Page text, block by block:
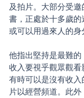
及拍片。大部分受
書，正處於十多歲
或可以用過來人的身
他指出堅持是最難的
收入要視乎觀眾觀
有時可以是沒有收入
片以經營頻道。此